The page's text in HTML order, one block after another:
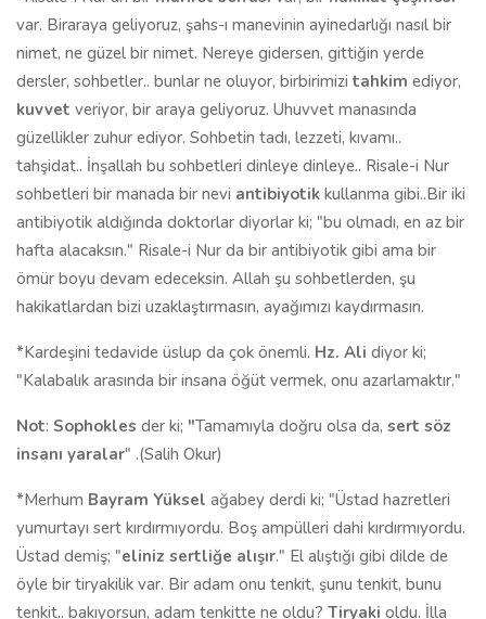
var. Biraraya geliyoruz, şahs-ı manevinin ayinedarlığı nasıl bir
nimet, ne güzel bir nimet. Nereye gidersen, gittiğin yerde
dersler, sohbetler.. bunlar ne oluyor, birbirimizi tahkim ediyor,
kuvvet veriyor, bir araya geliyoruz. Uhuvvet manasında
güzellikler zuhur ediyor. Sohbetin tadı, lezzeti, kıvamı..
tahşidat.. İnşallah bu sohbetleri dinleye dinleye.. Risale-i Nur
sohbetleri bir manada bir nevi antibiyotik kullanma gibi..Bir iki
antibiyotik aldığında doktorlar diyorlar ki; "bu olmadı, en az bir
hafta alacaksın." Risale-i Nur da bir antibiyotik gibi ama bir
ömür boyu devam edeceksin. Allah şu sohbetlerden, şu
hakikatlardan bizi uzaklaştırmasın, ayağımızı kaydırmasın.
*Kardeşini tedavide üslup da çok önemli. Hz. Ali diyor ki;
"Kalabalık arasında bir insana öğüt vermek, onu azarlamaktır."
Not: Sophokles der ki; "Tamamıyla doğru olsa da, sert söz
insanı yaralar" .(Salih Okur)
*Merhum Bayram Yüksel ağabey derdi ki; "Üstad hazretleri
yumurtayı sert kırdırmıyordu. Boş ampülleri dahi kırdırmıyordu.
Üstad demiş; "eliniz sertliğe alışır." El alıştığı gibi dilde de
öyle bir tiryakilik var. Bir adam onu tenkit, şunu tenkit, bunu
tenkit.. bakıyorsun, adam tenkitte ne oldu? Tiryaki oldu. İlla